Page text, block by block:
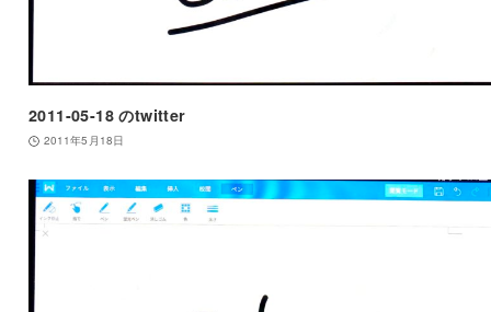
2011-05-18 のtwitter
2011年5月18日